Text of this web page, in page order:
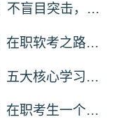
软考中级软设备考经验分享：不盲目突击，稳定推进复习计划
软考中级软设备考经验分享：在职软考之路，软件设计师从屡战屡败到成功上岸
软考中级软设备考经验分享：五大核心学习方法，助力软件设计师顺利通关
软考中级软设备考经验分享：在职考生一个多月极限备考软件设计师经历